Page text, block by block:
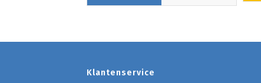
Klantenservice